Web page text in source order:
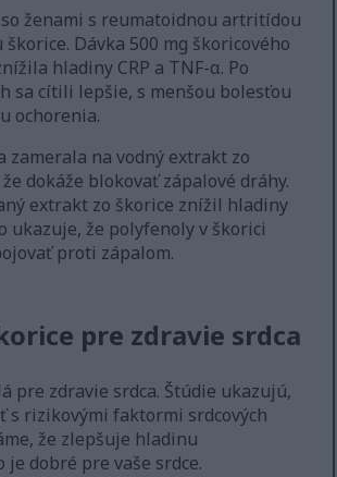
ženami s reumatoidnou artritídou
Dávka 500 mg škoricového
hladiny CRP a TNF-α. Po
sa cítili lepšie, s menšou bolesťou
ochorenia.
zamerala na vodný extrakt zo
dokáže blokovať zápalové dráhy.
extrakt zo škorice znížil hladiny
ukazuje, že polyfenoly v škorici
proti zápalom.
pre zdravie srdca
pre zdravie srdca. Štúdie ukazujú,
s rizikovými faktormi srdcových
že zlepšuje hladinu
je dobré pre vaše srdce.